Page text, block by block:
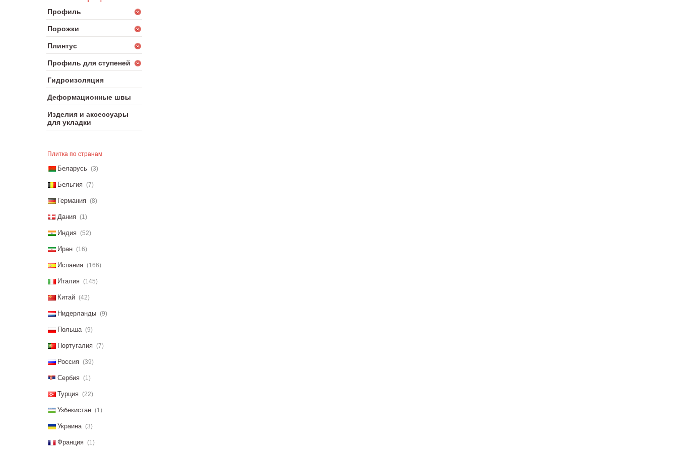
Профиль
Порожки
Плинтус
Профиль для ступеней
Гидроизоляция
Деформационные швы
Изделия и аксессуары
для укладки
Плитка по странам
Беларусь (3)
Бельгия (7)
Германия (8)
Дания (1)
Индия (52)
Иран (16)
Испания (166)
Италия (145)
Китай (42)
Нидерланды (9)
Польша (9)
Португалия (7)
Россия (39)
Сербия (1)
Турция (22)
Узбекистан (1)
Украина (3)
Франция (1)